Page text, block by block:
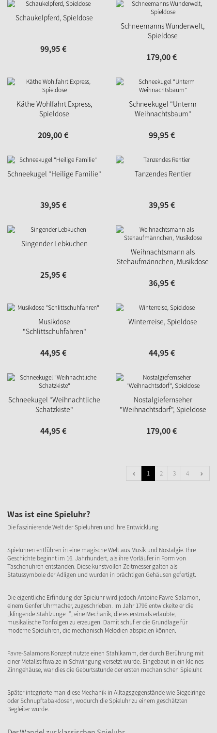
Schaukelpferd, Spieldose
99,95€
Schneemanns Wunderwelt,
Spieldose
179,00€
Käthe Wohlfahrt Express,
Spieldose
209,00€
Schneekugel "Unterm
Weihnachtsbaum"
99,95€
Schneekugel "Heilige Familie"
39,95€
Tanzendes Rentier
39,95€
Singender Lebkuchen
25,95€
Weihnachtsmann als
Stehaufmännchen, Musikdose
36,95€
Musikdose
"Schlittschuhfahren"
44,95€
Winterreise, Spieldose
44,95€
Schneekugel "Weihnachtliche
Schatzkiste"
44,95€
Nostalgiefernseher
"Weihnachtsdorf", Spieldose
179,00€
1 2 3 4
Was ist eine Spieluhr?
Die faszinierende Welt der Spieluhren und ihre Entwicklung
Spieluhren entführen in eine magische Welt aus Musik und Nostalgie. Ihre
Geschichte beginnt im 16. Jahrhundert, als ihre Vorläufer in Form von
Taschenuhren entstanden. Diese kunstvollen Zeitmesser galten als
Statussymbole der Adligen und wurden in prächtigen Gehäusen gefertigt.
Die eigentliche Erfindung der Spieluhr wird jedoch Antoine Favre-Salamon,
einem Genfer Uhrmacher, zugeschrieben. Im Jahr 1796 entwickelte er die
„klingende Stahlzunge“, eine Mechanik, die es erstmals erlaubte,
musikalische Tonfolgen zu erzeugen. Damit schuf er die Grundlage für
moderne Spieluhren, die mechanisch Melodien abspielen können.
Favre-Salamons Konzept nutzte einen Stahlkamm, der durch Berührung mit
einer Metallstiftwalze in Schwingung versetzt wurde. Eingebaut in ein kleines
Zinngehäuse, war dies die Geburtsstunde der ersten mechanischen Spieluhr.
Später integrierte man diese Mechanik in Alltagsgegenstände wie Siegelringe
oder Schnupftabakdosen, wodurch die Spieluhr zu einem geschätzten
Begleiter wurde.